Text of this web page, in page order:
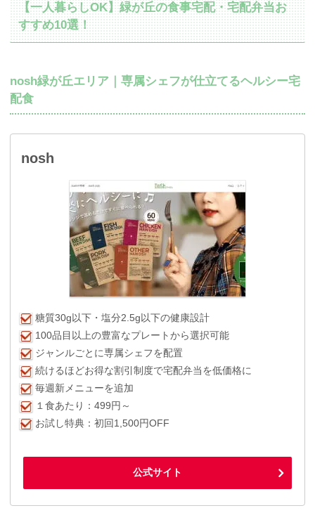
【一人暮らしOK】緑が丘の食事宅配・宅配弁当お
すすめ10選！
nosh緑が丘エリア｜専属シェフが仕立てるヘルシー宅
配食
nosh
糖質30g以下・塩分2.5g以下の健康設計
100品目以上の豊富なプレートから選択可能
ジャンルごとに専属シェフを配置
続けるほどお得な割引制度で宅配弁当を低価格に
毎週新メニューを追加
１食あたり：499円～
お試し特典：初回1,500円OFF
公式サイト